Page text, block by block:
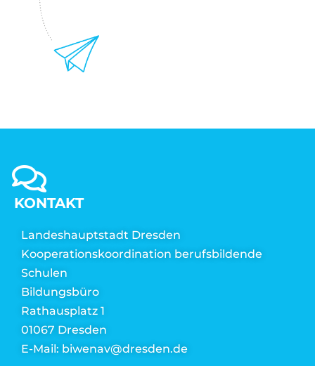
KONTAKT
Landeshauptstadt Dresden
Kooperationskoordination berufsbildende
Schulen
Bildungsbüro
Rathausplatz 1
01067 Dresden
E-Mail: biwenav@dresden.de